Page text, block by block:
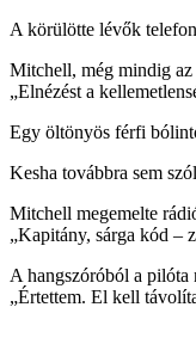
A körülötte lévők
Mitchell, még mindig az
„Elnézést a
Egy öltönyös férfi
Kesha továbbra sem
Mitchell megemelte
„Kapitány, sárga kód –
A hangszóróból a pilóta
„Értettem. El kell